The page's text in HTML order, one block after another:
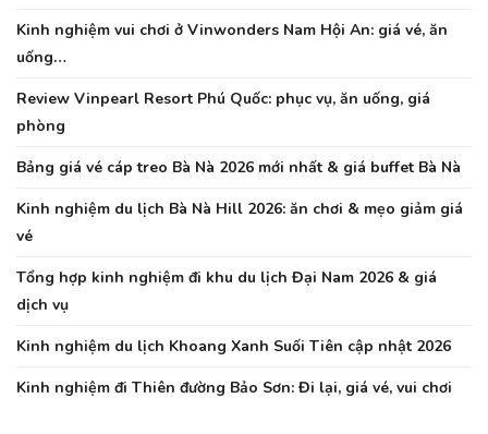
Kinh nghiệm vui chơi ở Vinwonders Nam Hội An: giá vé, ăn
uống…
Review Vinpearl Resort Phú Quốc: phục vụ, ăn uống, giá
phòng
Bảng giá vé cáp treo Bà Nà 2026 mới nhất & giá buffet Bà Nà
Kinh nghiệm du lịch Bà Nà Hill 2026: ăn chơi & mẹo giảm giá
vé
Tổng hợp kinh nghiệm đi khu du lịch Đại Nam 2026 & giá
dịch vụ
Kinh nghiệm du lịch Khoang Xanh Suối Tiên cập nhật 2026
Kinh nghiệm đi Thiên đường Bảo Sơn: Đi lại, giá vé, vui chơi